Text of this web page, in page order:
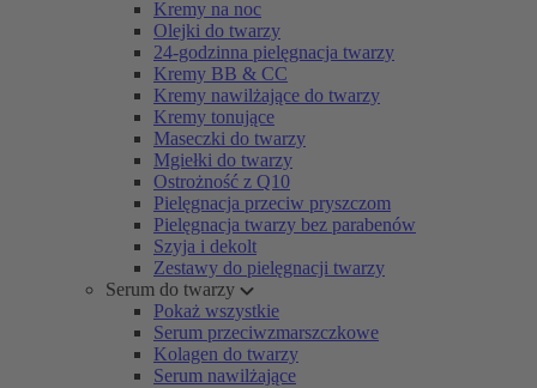
Kremy na noc
Olejki do twarzy
24-godzinna pielęgnacja twarzy
Kremy BB & CC
Kremy nawilżające do twarzy
Kremy tonujące
Maseczki do twarzy
Mgiełki do twarzy
Ostrożność z Q10
Pielęgnacja przeciw pryszczom
Pielęgnacja twarzy bez parabenów
Szyja i dekolt
Zestawy do pielęgnacji twarzy
Serum do twarzy
Pokaż wszystkie
Serum przeciwzmarszczkowe
Kolagen do twarzy
Serum nawilżające